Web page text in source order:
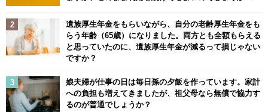
遺族厚生年金をもらいながら、自分の老齢厚生年金をも
らう年齢（65歳）になりました。両方とも全額もらえる
と思っていたのに、遺族厚生年金が減るって損じゃない
ですか？
娘夫婦が仕事の日は毎日孫の夕飯を作っています。家計
への負担も増えてきましたが、祖父母なら無償で協力す
るのが普通でしょうか？